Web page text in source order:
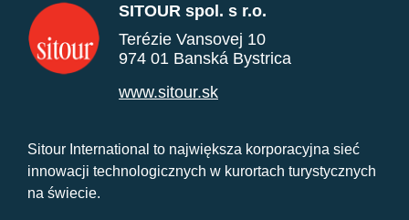
SITOUR spol. s r.o.
Terézie Vansovej 10
974 01 Banská Bystrica
www.sitour.sk
Sitour International to największa korporacyjna sieć
innowacji technologicznych w kurortach turystycznych
na świecie.